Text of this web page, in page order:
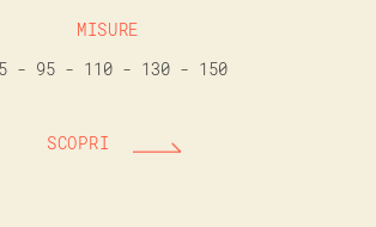
MISURE
- 95 - 110 - 130 - 150
SCOPRI